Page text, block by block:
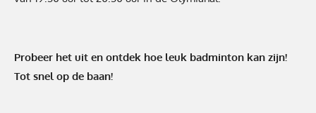
Probeer het uit en ontdek hoe leuk badminton kan zijn!
Tot snel op de baan!